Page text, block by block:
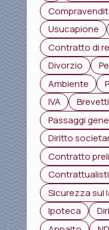
Usucapione
Contratto di
Divorzio
Ambiente
IVA
Brevetti
Passaggi
Diritto
Contratto
Sicurezza sul
Ipoteca